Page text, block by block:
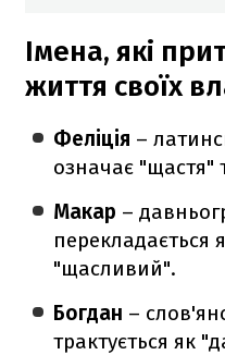
Імена, які
життя своїх
Феліція –
означає "щастя"
Макар –
"щасливий".
Богдан –
трактується як